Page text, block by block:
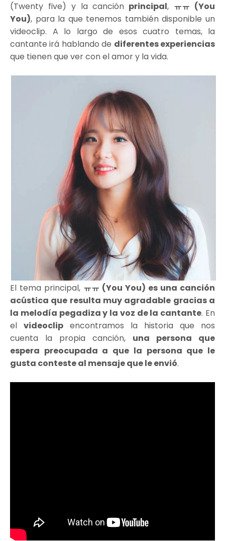
(Twenty five) y la canción principal, ㅠㅠ (You
You), para la que tenemos también disponible un
videoclip. A lo largo de esos cuatro temas, la
cantante irá hablando de diferentes experiencias
que tienen que ver con el amor y la vida.
El tema principal, ㅠㅠ (You You) es una canción
acústica que resulta muy agradable gracias a
la melodía pegadiza y la voz de la cantante. En
el videoclip encontramos la historia que nos
cuenta la propia canción, una persona que
espera preocupada a que la persona que le
gusta conteste al mensaje que le envió.